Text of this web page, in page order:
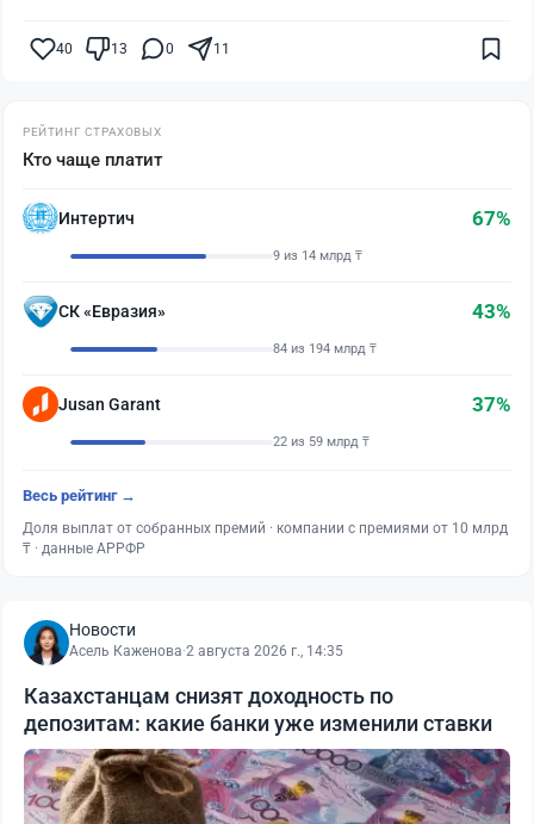
40 13 0 11
РЕЙТИНГ СТРАХОВЫХ
Кто чаще платит
Интертич 67%
9 из 14 млрд ₸
СК «Евразия» 43%
84 из 194 млрд ₸
Jusan Garant 37%
22 из 59 млрд ₸
Весь рейтинг →
Доля выплат от собранных премий · компании с премиями от 10 млрд
₸ · данные АРРФР
Новости
Асель Каженова·2 августа 2026 г., 14:35
Казахстанцам снизят доходность по
депозитам: какие банки уже изменили ставки